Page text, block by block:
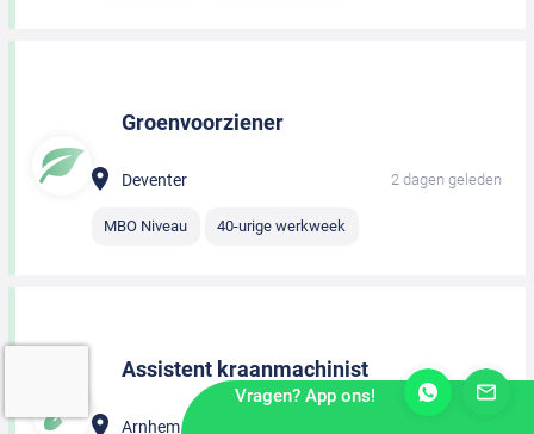
Groenvoorziener
Deventer 2 dagen geleden
MBO Niveau 40-urige werkweek
Assistent kraanmachinist
Arnhem
Vragen? App ons!